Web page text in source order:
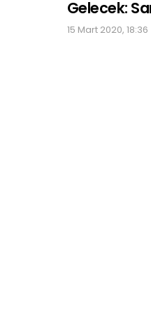
Gelecek:
15 Mart 2020, 18:36